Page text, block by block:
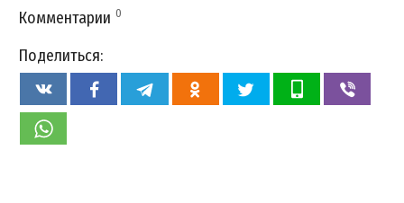
Комментарии 0
Поделиться: